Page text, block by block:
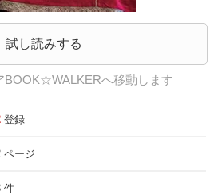
試し読みする
BOOK☆WALKERへ移動します
登録
ページ
件